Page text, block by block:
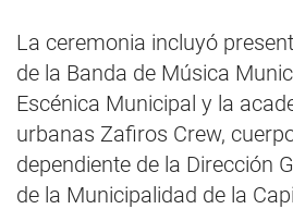
La ceremonia incluyó
de la Banda de Música
Escénica Municipal y la
urbanas Zafiros Crew,
dependiente de la Dirección
de la Municipalidad de la